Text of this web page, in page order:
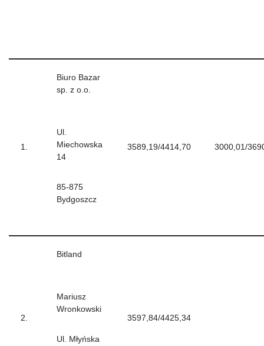
1.
Biuro Bazar
sp. z o.o.
Ul.
Miechowska
14
85-875
Bydgoszcz
3589,19/4414,70 3000,01/
2.
Bitland
Mariusz
Wronkowski
Ul. Młyńska
3597,84/4425,34